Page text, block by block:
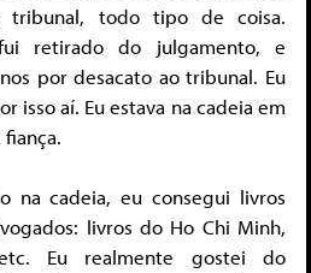
tribunal, todo tipo de coisa.
retirado do julgamento, e
por desacato ao tribunal. Eu
isso aí. Eu estava na cadeia em
na cadeia, eu consegui livros
livros do Ho Chi Minh,
Eu realmente gostei do